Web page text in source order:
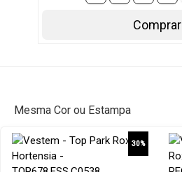
Comprar
Mesma Cor ou Estampa
30%